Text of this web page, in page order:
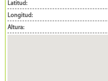
Latitud:
Longitud:
Altura: